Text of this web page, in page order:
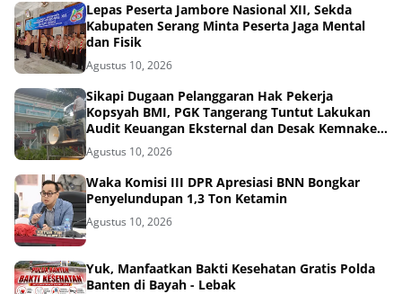
Lepas Peserta Jambore Nasional XII, Sekda
Kabupaten Serang Minta Peserta Jaga Mental
dan Fisik
Agustus 10, 2026
Sikapi Dugaan Pelanggaran Hak Pekerja
Kopsyah BMI, PGK Tangerang Tuntut Lakukan
Audit Keuangan Eksternal dan Desak Kemnaker
serta Kemenkop Turun Tangan!
Agustus 10, 2026
Waka Komisi III DPR Apresiasi BNN Bongkar
Penyelundupan 1,3 Ton Ketamin
Agustus 10, 2026
Yuk, Manfaatkan Bakti Kesehatan Gratis Polda
Banten di Bayah - Lebak